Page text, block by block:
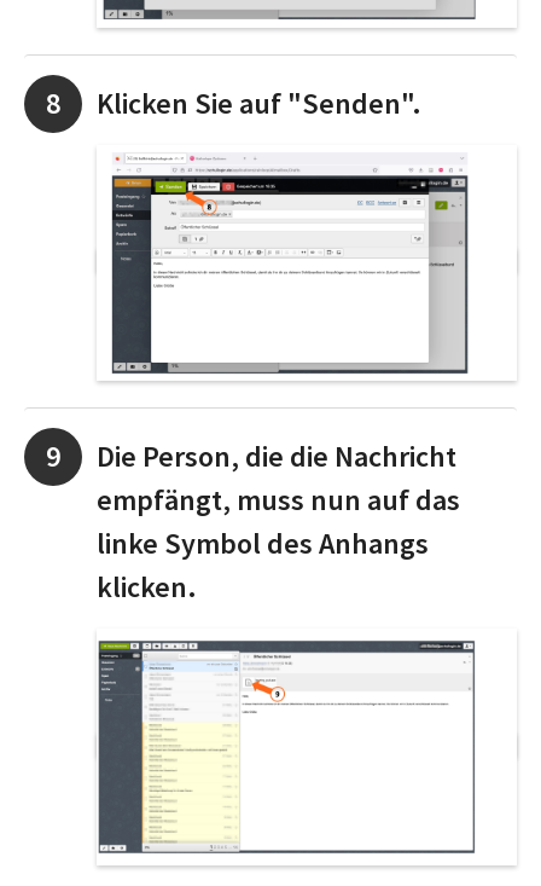
Klicken Sie auf "Senden".
Die Person, die die Nachricht
empfängt, muss nun auf das
linke Symbol des Anhangs
klicken.